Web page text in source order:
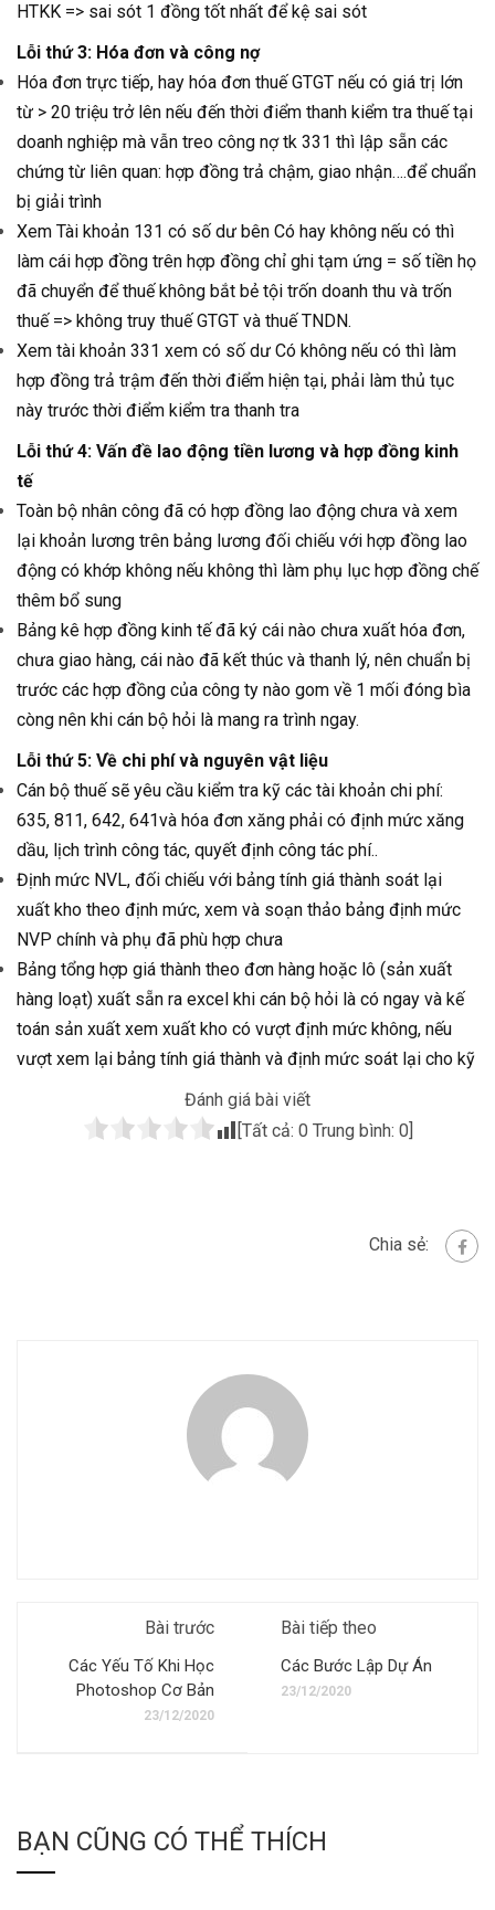
HTKK => sai sót 1 đồng tốt nhất để kệ sai sót
Lỗi thứ 3: Hóa đơn và công nợ
Hóa đơn trực tiếp, hay hóa đơn thuế GTGT nếu có giá trị lớn
từ > 20 triệu trở lên nếu đến thời điểm thanh kiểm tra thuế tại
doanh nghiệp mà vẫn treo công nợ tk 331 thì lập sẵn các
chứng từ liên quan: hợp đồng trả chậm, giao nhận….để chuẩn
bị giải trình
Xem Tài khoản 131 có số dư bên Có hay không nếu có thì
làm cái hợp đồng trên hợp đồng chỉ ghi tạm ứng = số tiền họ
đã chuyển để thuế không bắt bẻ tội trốn doanh thu và trốn
thuế => không truy thuế GTGT và thuế TNDN.
Xem tài khoản 331 xem có số dư Có không nếu có thì làm
hợp đồng trả trậm đến thời điểm hiện tại, phải làm thủ tục
này trước thời điểm kiểm tra thanh tra
Lỗi thứ 4: Vấn đề lao động tiền lương và hợp đồng kinh
tế
Toàn bộ nhân công đã có hợp đồng lao động chưa và xem
lại khoản lương trên bảng lương đối chiếu với hợp đồng lao
động có khớp không nếu không thì làm phụ lục hợp đồng chế
thêm bổ sung
Bảng kê hợp đồng kinh tế đã ký cái nào chưa xuất hóa đơn,
chưa giao hàng, cái nào đã kết thúc và thanh lý, nên chuẩn bị
trước các hợp đồng của công ty nào gom về 1 mối đóng bìa
còng nên khi cán bộ hỏi là mang ra trình ngay.
Lỗi thứ 5: Về chi phí và nguyên vật liệu
Cán bộ thuế sẽ yêu cầu kiểm tra kỹ các tài khoản chi phí:
635, 811, 642, 641và hóa đơn xăng phải có định mức xăng
dầu, lịch trình công tác, quyết định công tác phí..
Định mức NVL, đối chiếu với bảng tính giá thành soát lại
xuất kho theo định mức, xem và soạn thảo bảng định mức
NVP chính và phụ đã phù hợp chưa
Bảng tổng hợp giá thành theo đơn hàng hoặc lô (sản xuất
hàng loạt) xuất sẵn ra excel khi cán bộ hỏi là có ngay và kế
toán sản xuất xem xuất kho có vượt định mức không, nếu
vượt xem lại bảng tính giá thành và định mức soát lại cho kỹ
Đánh giá bài viết
[Tất cả: 0 Trung bình: 0]
Chia sẻ:
Bài trước
Các Yếu Tố Khi Học
Photoshop Cơ Bản
23/12/2020
Bài tiếp theo
Các Bước Lập Dự Án
23/12/2020
BẠN CŨNG CÓ THỂ THÍCH